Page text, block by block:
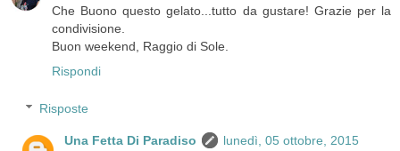
Che Buono questo gelato...tutto da gustare! Grazie per la
condivisione.
Buon weekend, Raggio di Sole.
Rispondi
Risposte
Una Fetta Di Paradiso
lunedì, 05 ottobre, 2015